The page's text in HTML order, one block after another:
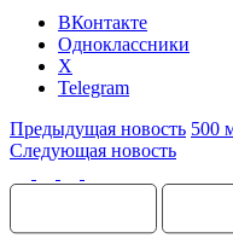
ВКонтакте
Одноклассники
X
Telegram
Предыдущая новость 500
Следующая новость